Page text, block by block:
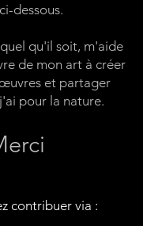
dessous.
qu'il soit, m'aide
de mon art à créer
et partager
pour la nature.
contribuer via :